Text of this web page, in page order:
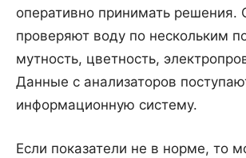
оперативно принимать решения.
проверяют воду по нескольким
мутность, цветность,
Данные с анализаторов
информационную систему.
Если показатели не в норме, то